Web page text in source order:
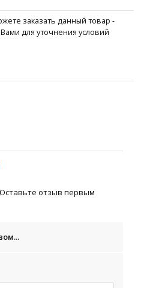
заказать данный товар -
для уточнения условий
отзыв первым